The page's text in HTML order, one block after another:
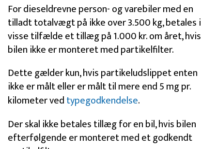
For dieseldrevne person- og varebiler med en
tilladt totalvægt på ikke over 3.500 kg, betales i
visse tilfælde et tillæg på 1.000 kr. om året, hvis
bilen ikke er monteret med partikelfilter.
Dette gælder kun, hvis partikeludslippet enten
ikke er målt eller er målt til mere end 5 mg pr.
kilometer vedtypegodkendelse.
Der skal ikke betales tillæg for en bil, hvis bilen
efterfølgende er monteret med et godkendt